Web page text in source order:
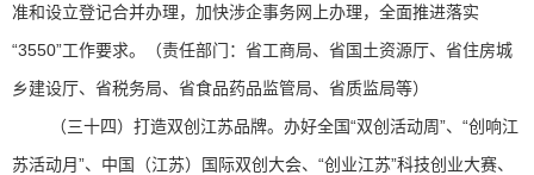
准和设立登记合并办理，加快涉企事务网上办理，全面推进落实
“3550”工作要求。（责任部门：省工商局、省国土资源厅、省住房城
乡建设厅、省税务局、省食品药品监管局、省质监局等）
（三十四）打造双创江苏品牌。办好全国“双创活动周”、“创响江
苏活动月”、中国（江苏）国际双创大会、“创业江苏”科技创业大赛、